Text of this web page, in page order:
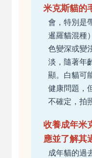
米克斯貓的
會，特別是
暹羅貓混種
色變深或變
淡，隨著年
顯。白貓可
健康問題，
不確定，拍
收養成年米
應並了解其
成年貓的過